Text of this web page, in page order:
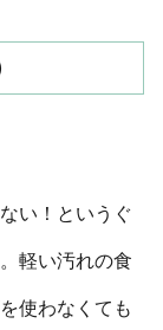
い！というぐ
軽い汚れの食
使わなくても